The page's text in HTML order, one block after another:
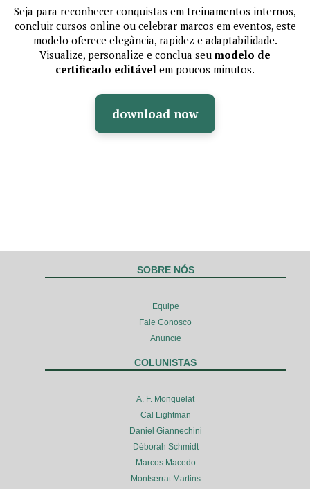
Seja para reconhecer conquistas em treinamentos internos,
concluir cursos online ou celebrar marcos em eventos, este
modelo oferece elegância, rapidez e adaptabilidade.
Visualize, personalize e conclua seu modelo de
certificado editável em poucos minutos.
download now
SOBRE NÓS
Equipe
Fale Conosco
Anuncie
COLUNISTAS
A. F. Monquelat
Cal Lightman
Daniel Giannechini
Déborah Schmidt
Marcos Macedo
Montserrat Martins